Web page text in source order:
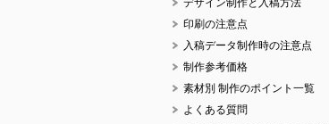
デザイン制作と入稿方法
印刷の注意点
入稿データ制作時の注意点
制作参考価格
素材別 制作のポイント一覧
よくある質問